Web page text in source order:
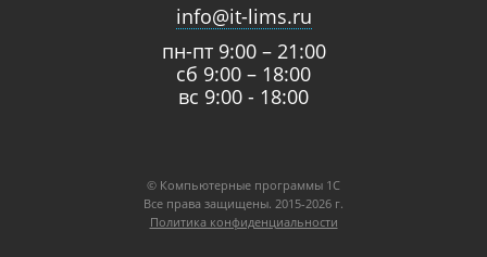
info@it-lims.ru
пн-пт 9:00 – 21:00
сб 9:00 – 18:00
вс 9:00 - 18:00
© Компьютерные программы 1C
Все права защищены. 2015-2026 г.
Политика конфиденциальности